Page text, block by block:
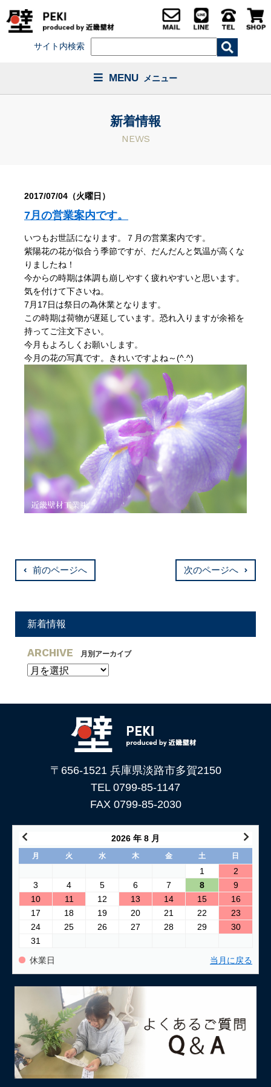
サイト内検索
MENU メニュー
新着情報
NEWS
2017/07/04（火曜日）
7月の営業案内です。
いつもお世話になります。７月の営業案内です。
紫陽花の花が似合う季節ですが、だんだんと気温が高くな
りましたね！
今からの時期は体調も崩しやすく疲れやすいと思います。
気を付けて下さいね。
7月17日は祭日の為休業となります。
この時期は荷物が遅延しています。恐れ入りますが余裕を
持ってご注文下さい。
今月もよろしくお願いします。
今月の花の写真です。きれいですよね～(^.^)
前のページへ 次のページへ
新着情報
ARCHIVE 月別アーカイブ
〒656-1521 兵庫県淡路市多賀2150
TEL 0799-85-1147
FAX 0799-85-2030
2026 年 8 月
月 火 水 木 金 土 日
1
2
3
4 5 6 7 8
9
10
11 12 13 14 15
16
17
18 19 20 21 22
23
24
25 26 27 28 29
30
31
休業日 当月に戻る